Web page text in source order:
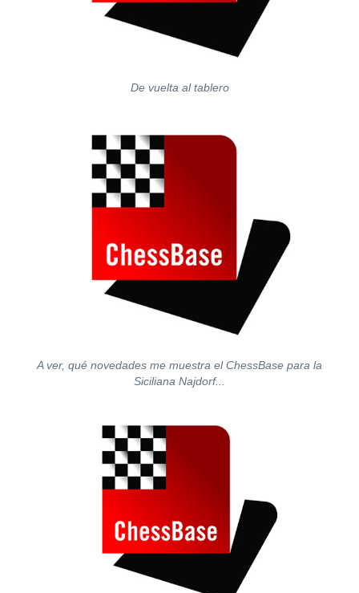
De vuelta al tablero
A ver, qué novedades me muestra el ChessBase para la
Siciliana Najdorf...